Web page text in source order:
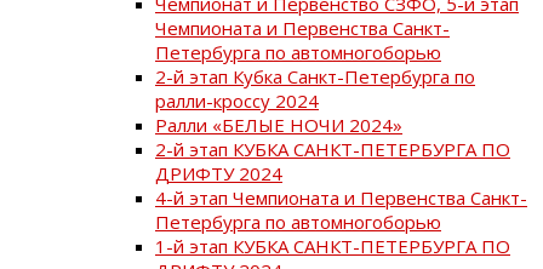
Чемпионата и Первенства Санкт-
Петербурга по автомногоборью
2-й этап Кубка Санкт-Петербурга по
ралли-кроссу 2024
Ралли «БЕЛЫЕ НОЧИ 2024»
2-й этап КУБКА САНКТ-ПЕТЕРБУРГА ПО
ДРИФТУ 2024
4-й этап Чемпионата и Первенства Санкт-
Петербурга по автомногоборью
1-й этап КУБКА САНКТ-ПЕТЕРБУРГА ПО